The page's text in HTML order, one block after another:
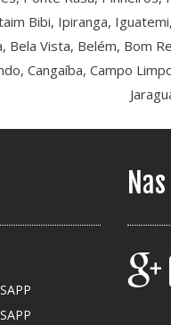
Bibi, Ipiranga,
Bela Vista, Belém, Bom
Cangaíba, Campo